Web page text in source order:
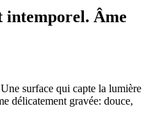
Âme
surface qui capte la lumière
délicatement gravée: douce,